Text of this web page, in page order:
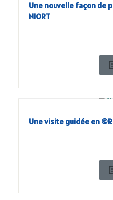
Une nouvelle façon de
NIORT
Une visite guidée en